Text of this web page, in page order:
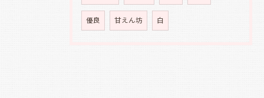
優良 甘えん坊 白